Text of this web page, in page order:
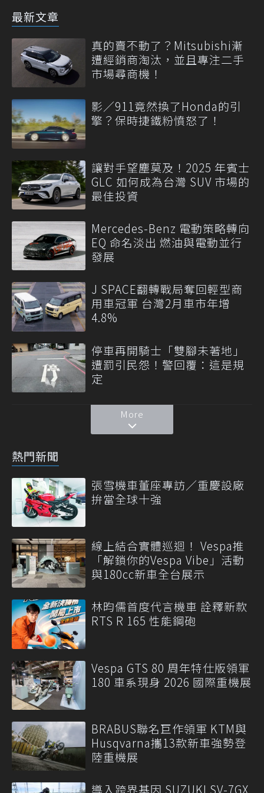
最新文章
真的賣不動了？Mitsubishi漸
遭經銷商淘汰，並且專注二手
市場尋商機！
影／911竟然換了Honda的引
擎？保時捷鐵粉憤怒了！
讓對手望塵莫及！2025 年賓士
GLC 如何成為台灣 SUV 市場的
最佳投資
Mercedes-Benz 電動策略轉向
EQ 命名淡出 燃油與電動並行
發展
J SPACE翻轉戰局奪回輕型商
用車冠軍 台灣2月車市年增
4.8%
停車再開騎士「雙腳未著地」
遭罰引民怨！警回覆：這是規
定
More
熱門新聞
張雪機車董座專訪／重慶設廠
拚當全球十強
線上結合實體巡迴！ Vespa推
「解鎖你的Vespa Vibe」活動
與180cc新車全台展示
林昀儒首度代言機車 詮釋新款
RTS R 165 性能鋼砲
Vespa GTS 80 周年特仕版領軍
180 車系現身 2026 國際重機展
BRABUS聯名巨作領軍 KTM與
Husqvarna攜13款新車強勢登
陸重機展
導入跨界基因 SUZUKI SV-7GX